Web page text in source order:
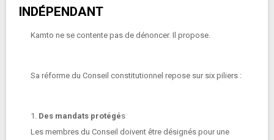
INDÉPENDANT
Kamto ne se contente pas de dénoncer. Il propose.
Sa réforme du Conseil constitutionnel repose sur six piliers :
1. Des mandats protégés
Les membres du Conseil doivent être désignés pour une